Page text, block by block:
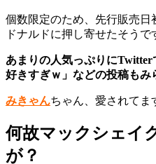
個数限定のため、先行販売日
ドナルドに押し寄せたそうで
あまりの人気っぷりに
好きすぎｗ」などの投稿もみ
みきゃんちゃん、愛されて
何故マックシェイ
が？